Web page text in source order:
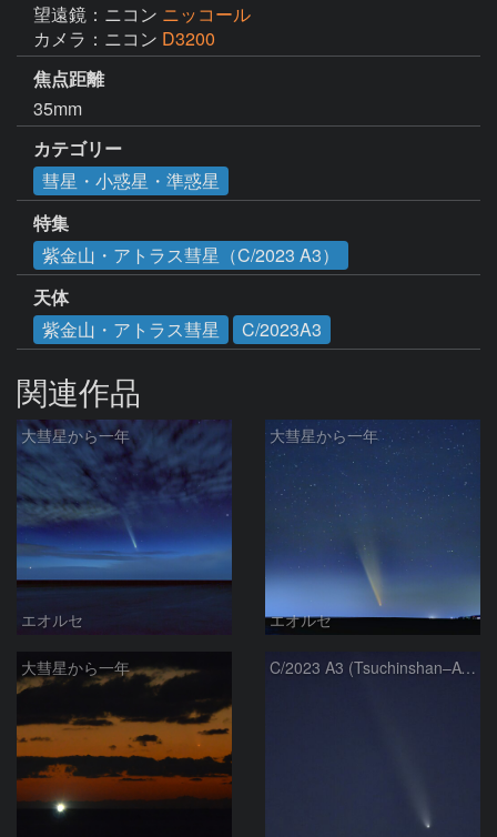
望遠鏡：ニコン ニッコール
カメラ：ニコン D3200
焦点距離
35mm
カテゴリー
彗星・小惑星・準惑星
特集
紫金山・アトラス彗星（C/2023 A3）
天体
紫金山・アトラス彗星
C/2023A3
関連作品
大彗星から一年
エオルセ
大彗星から一年
エオルセ
大彗星から一年 C/2023 A3 (Tsuchinshan–ATLAS)